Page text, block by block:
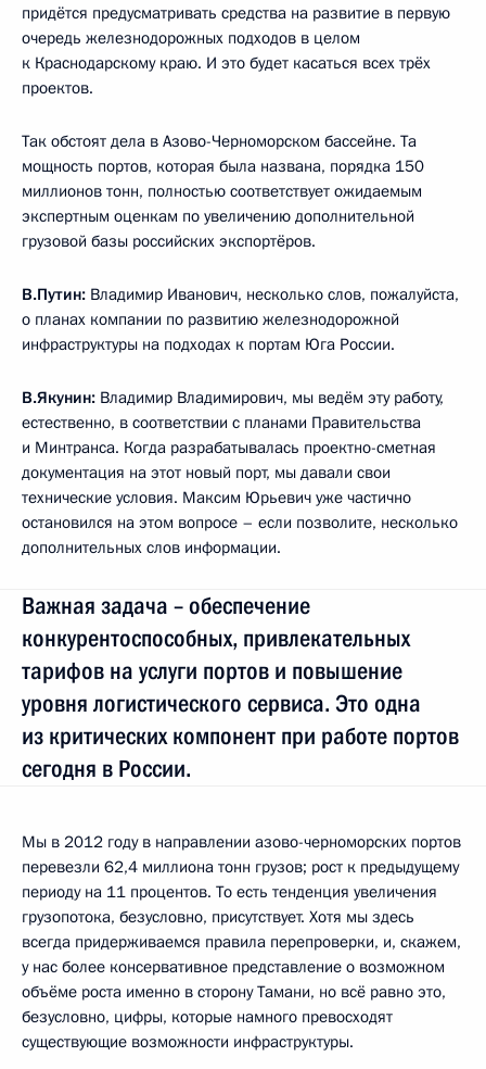
придётся предусматривать средства на развитие в первую
очередь железнодорожных подходов в целом
к Краснодарскому краю. И это будет касаться всех трёх
проектов.
Так обстоят дела в Азово-Черноморском бассейне. Та
мощность портов, которая была названа, порядка 150
миллионов тонн, полностью соответствует ожидаемым
экспертным оценкам по увеличению дополнительной
грузовой базы российских экспортёров.
В.Путин: Владимир Иванович, несколько слов, пожалуйста,
о планах компании по развитию железнодорожной
инфраструктуры на подходах к портам Юга России.
В.Якунин: Владимир Владимирович, мы ведём эту работу,
естественно, в соответствии с планами Правительства
и Минтранса. Когда разрабатывалась проектно-сметная
документация на этот новый порт, мы давали свои
технические условия. Максим Юрьевич уже частично
остановился на этом вопросе – если позволите, несколько
дополнительных слов информации.
Важная задача – обеспечение
конкурентоспособных, привлекательных
тарифов на услуги портов и повышение
уровня логистического сервиса. Это одна
из критических компонент при работе портов
сегодня в России.
Мы в 2012 году в направлении азово-черноморских портов
перевезли 62,4 миллиона тонн грузов; рост к предыдущему
периоду на 11 процентов. То есть тенденция увеличения
грузопотока, безусловно, присутствует. Хотя мы здесь
всегда придерживаемся правила перепроверки, и, скажем,
у нас более консервативное представление о возможном
объёме роста именно в сторону Тамани, но всё равно это,
безусловно, цифры, которые намного превосходят
существующие возможности инфраструктуры.